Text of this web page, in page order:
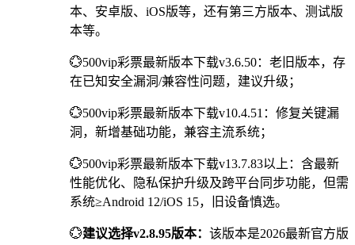
本、安卓版、iOS版等，还有第三方版本、测试版
本等。
💮500vip彩票最新版本下载v3.6.50：老旧版本，存
在已知安全漏洞/兼容性问题，建议升级；
💮500vip彩票最新版本下载v10.4.51：修复关键漏
洞，新增基础功能，兼容主流系统；
💮500vip彩票最新版本下载v13.7.83以上：含最新
性能优化、隐私保护升级及跨平台同步功能，但需
系统≥Android 12/iOS 15，旧设备慎选。
💮建议选择v2.8.95版本： 该版本是2026最新官方版